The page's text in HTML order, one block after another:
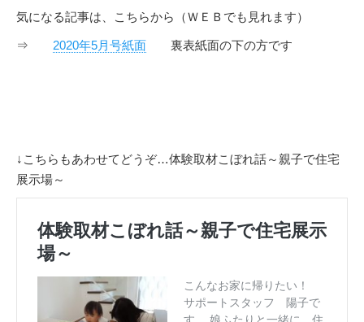
気になる記事は、こちらから（ＷＥＢでも見れます）
⇒ 2020年5月号紙面 裏表紙面の下の方です
↓こちらもあわせてどうぞ…体験取材こぼれ話～親子で住宅
展示場～